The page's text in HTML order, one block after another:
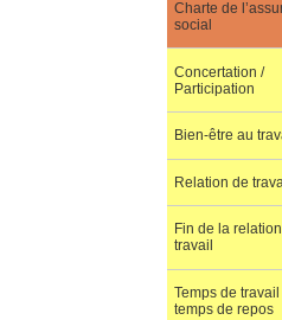
Charte de
social
Concertation /
Participation
Bien-être au
Relation de
Fin de la
travail
Temps de travail
temps de repos